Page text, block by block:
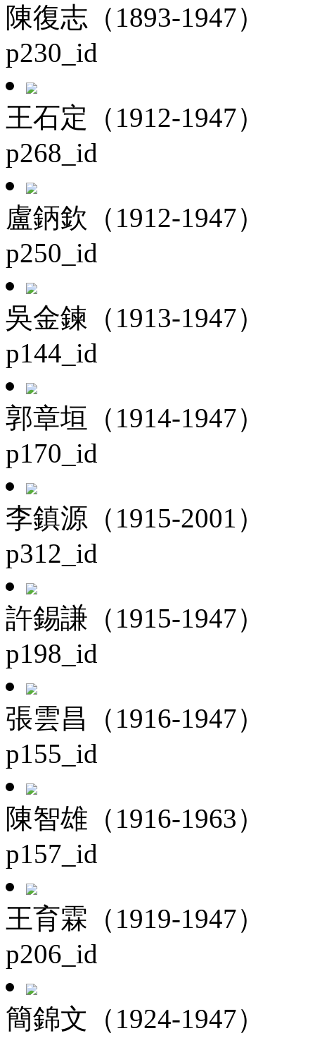
陳復志（1893-1947）
p230_id
王石定（1912-1947）
p268_id
盧鈵欽（1912-1947）
p250_id
吳金鍊（1913-1947）
p144_id
郭章垣（1914-1947）
p170_id
李鎮源（1915-2001）
p312_id
許錫謙（1915-1947）
p198_id
張雲昌（1916-1947）
p155_id
陳智雄（1916-1963）
p157_id
王育霖（1919-1947）
p206_id
簡錦文（1924-1947）